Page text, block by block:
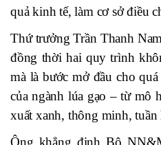
quả kinh tế, làm cơ sở điều
Thứ trưởng Trần Thanh
đồng thời hai quy trình
mà là bước mở đầu cho
của ngành lúa gạo – từ mô
xuất xanh, thông minh, tuần
Ông khẳng định Bộ